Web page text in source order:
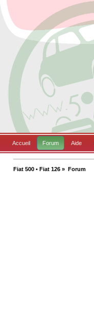
Accueil Forum Aide
Fiat 500 • Fiat 126 » Forum